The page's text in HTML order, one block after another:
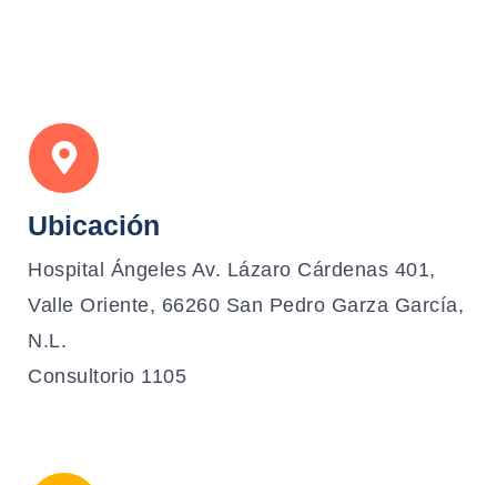
Ubicación
Hospital Ángeles Av. Lázaro Cárdenas 401,
Valle Oriente, 66260 San Pedro Garza García,
N.L.
Consultorio 1105